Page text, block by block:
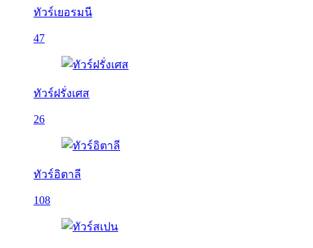
ทัวร์เยอรมนี
47
ทัวร์ฝรั่งเศส
26
ทัวร์อิตาลี
108